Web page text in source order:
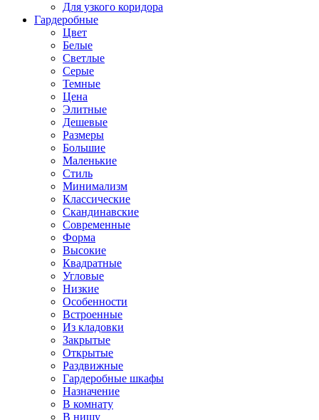
Для узкого коридора
Гардеробные
Цвет
Белые
Светлые
Серые
Темные
Цена
Элитные
Дешевые
Размеры
Большие
Маленькие
Стиль
Минимализм
Классические
Скандинавские
Современные
Форма
Высокие
Квадратные
Угловые
Низкие
Особенности
Встроенные
Из кладовки
Закрытые
Открытые
Раздвижные
Гардеробные шкафы
Назначение
В комнату
В нишу